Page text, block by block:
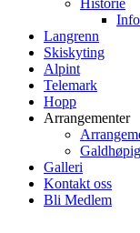
Historie
Langrenn
Skiskyting
Alpint
Telemark
Hopp
Arrangementer
Galleri
Kontakt oss
Bli Medlem